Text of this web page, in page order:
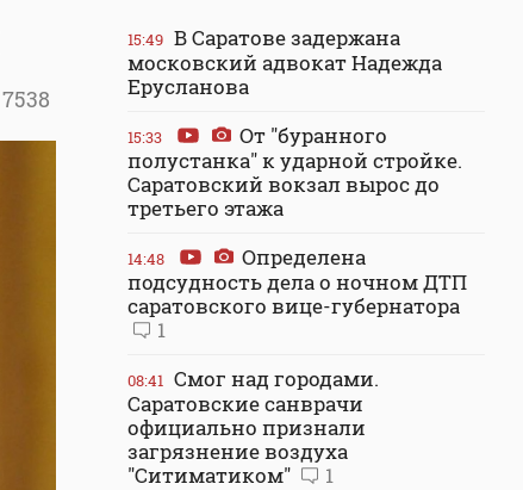
7538
15:49 В Саратове задержана
московский адвокат Надежда
Ерусланова
15:33
От "буранного
полустанка" к ударной стройке.
Саратовский вокзал вырос до
третьего этажа
14:48
Определена
подсудность дела о ночном ДТП
саратовского вице-губернатора
1
08:41 Смог над городами.
Саратовские санврачи
официально признали
загрязнение воздуха
"Ситиматиком"
1